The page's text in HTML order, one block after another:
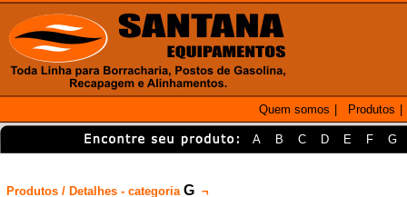
Quem somos Produtos
A B C D E F G
Produtos / Detalhes - categoria G ¬